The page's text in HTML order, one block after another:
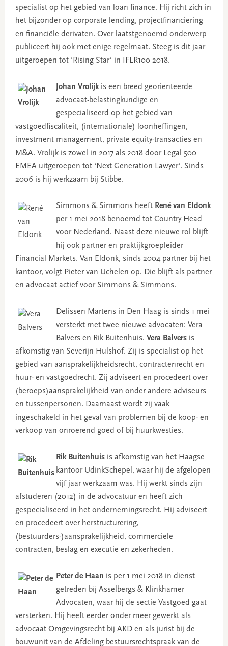
specialist op het gebied van loan finance. Hij richt zich in
het bijzonder op corporate lending, projectfinanciering
en financiële derivaten. Over laatstgenoemd onderwerp
publiceert hij ook met enige regelmaat. Steeg is dit jaar
uitgeroepen tot ‘Rising Star’ in IFLR100 2018.
Johan Vrolijkis een breed georiënteerde
advocaat-belastingkundige en
gespecialiseerd op het gebied van
vastgoedfiscaliteit, (internationale) loonheffingen,
investment management, private equity-transacties en
M&A. Vrolijk is zowel in 2017 als 2018 door Legal 500
EMEA uitgeroepen tot ‘Next Generation Lawyer’. Sinds
2006 is hij werkzaam bij Stibbe.
Simmons & Simmons heeft René van Eldonk
per 1 mei 2018 benoemd tot Country Head
voor Nederland. Naast deze nieuwe rol blijft
hij ook partner en praktijkgroepleider
Financial Markets. Van Eldonk, sinds 2004 partner bij het
kantoor, volgt Pieter van Uchelen op. Die blijft als partner
en advocaat actief voor Simmons & Simmons.
Delissen Martens in Den Haag is sinds 1 mei
versterkt met twee nieuwe advocaten: Vera
Balvers en Rik Buitenhuis. Vera Balversis
afkomstig van Severijn Hulshof. Zij is specialist op het
gebied van aansprakelijkheidsrecht, contractenrecht en
huur- en vastgoedrecht. Zij adviseert en procedeert over
(beroeps)aansprakelijkheid van onder andere adviseurs
en tussenpersonen. Daarnaast wordt zij vaak
ingeschakeld in het geval van problemen bij de koop- en
verkoop van onroerend goed of bij huurkwesties.
Rik Buitenhuisis afkomstig van het Haagse
kantoor UdinkSchepel, waar hij de afgelopen
vijf jaar werkzaam was. Hij werkt sinds zijn
afstuderen (2012) in de advocatuur en heeft zich
gespecialiseerd in het ondernemingsrecht. Hij adviseert
en procedeert over herstructurering,
(bestuurders-)aansprakelijkheid, commerciële
contracten, beslag en executie en zekerheden.
Peter de Haan is per 1 mei 2018 in dienst
getreden bij Asselbergs & Klinkhamer
Advocaten, waar hij de sectie Vastgoed gaat
versterken. Hij heeft eerder onder meer gewerkt als
advocaat Omgevingsrecht bij AKD en als jurist bij de
bouwunit van de Afdeling bestuursrechtspraak van de